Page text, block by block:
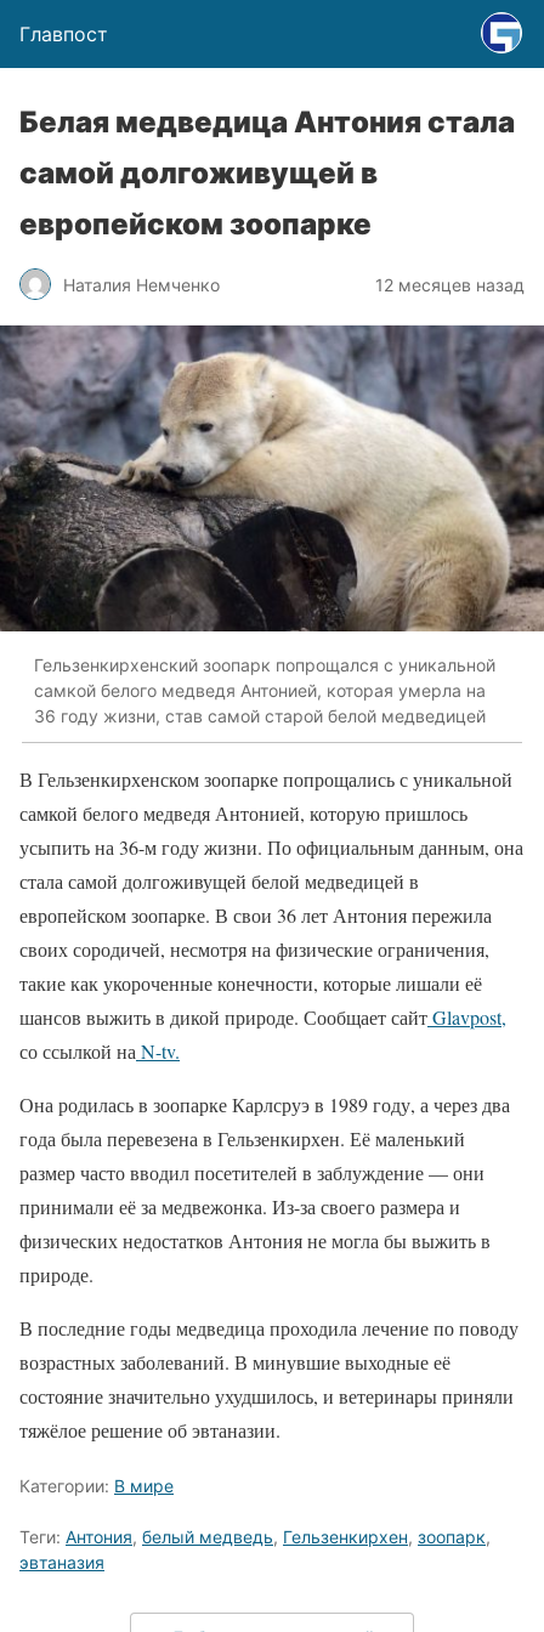
Главпост
Белая медведица Антония стала
самой долгоживущей в
европейском зоопарке
Наталия Немченко 12 месяцев назад
Гельзенкирхенский зоопарк попрощался с уникальной
самкой белого медведя Антонией, которая умерла на
36 году жизни, став самой старой белой медведицей
В Гельзенкирхенском зоопарке попрощались с уникальной
самкой белого медведя Антонией, которую пришлось
усыпить на 36-м году жизни. По официальным данным, она
стала самой долгоживущей белой медведицей в
европейском зоопарке. В свои 36 лет Антония пережила
своих сородичей, несмотря на физические ограничения,
такие как укороченные конечности, которые лишали её
шансов выжить в дикой природе. Сообщает сайтGlavpost,
со ссылкой на N-tv.
Она родилась в зоопарке Карлсруэ в 1989 году, а через два
года была перевезена в Гельзенкирхен. Её маленький
размер часто вводил посетителей в заблуждение — они
принимали её за медвежонка. Из-за своего размера и
физических недостатков Антония не могла бы выжить в
природе.
В последние годы медведица проходила лечение по поводу
возрастных заболеваний. В минувшие выходные её
состояние значительно ухудшилось, и ветеринары приняли
тяжёлое решение об эвтаназии.
Категории: В мире
Теги: Антония, белый медведь, Гельзенкирхен, зоопарк,
эвтаназия